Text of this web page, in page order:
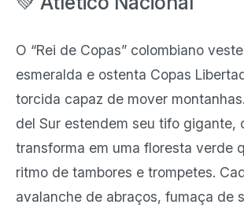
O “Rei de Copas” colombiano
esmeralda e ostenta Copas
torcida capaz de mover
del Sur estendem seu tifo gigante,
transforma em uma floresta verde
ritmo de tambores e trompetes.
avalanche de abraços, fumaça de